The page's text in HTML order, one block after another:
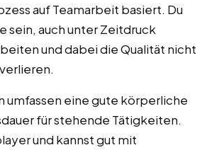
auf Teamarbeit basiert. Du
sein, auch unter Zeitdruck
und dabei die Qualität nicht
umfassen eine gute körperliche
für stehende Tätigkeiten.
und kannst gut mit